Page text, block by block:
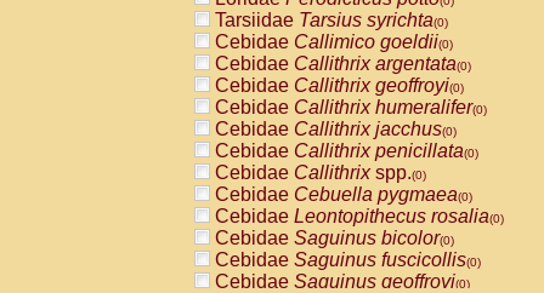
Tarsiidae Tarsius syrichta(0)
Cebidae Callimico goeldii(0)
Cebidae Callithrix argentata(0)
Cebidae Callithrix geoffroyi(0)
Cebidae Callithrix humeralifer(0)
Cebidae Callithrix jacchus(0)
Cebidae Callithrix penicillata(0)
Cebidae Callithrixspp.(0)
Cebidae Cebuella pygmaea(0)
Cebidae Leontopithecus rosalia(0)
Cebidae Saguinus bicolor(0)
Cebidae Saguinus fuscicollis(0)
Cebidae Saguinus geoffroyi(0)